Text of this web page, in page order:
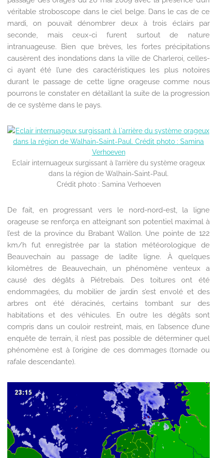
véritable stroboscope dans le ciel belge. Dans le cas de ce
mardi, on pouvait dénombrer deux à trois éclairs par
seconde, mais ceux-ci furent surtout de nature
intranuageuse. Bien que brèves, les fortes précipitations
causèrent des inondations dans la ville de Charleroi, celles-
ci ayant été l’une des caractéristiques les plus notoires
durant le passage de cette ligne orageuse comme nous
pourrons le constater en détaillant la suite de la progression
de ce système dans le pays.
Eclair internuageux surgissant à l’arrière du système orageux
dans la région de Walhain-Saint-Paul.
Crédit photo : Samina Verhoeven
De fait, en progressant vers le nord-nord-est, la ligne
orageuse se renforça en atteignant son potentiel maximal à
l’est de la province du Brabant Wallon. Une pointe de 122
km/h fut enregistrée par la station météorologique de
Beauvechain au passage de ladite ligne. À quelques
kilomètres de Beauvechain, un phénomène venteux a
causé des dégâts à Piétrebais. Des toitures ont été
endommagées, du mobilier de jardin s’est envolé et des
arbres ont été déracinés, certains tombant sur des
habitations et des véhicules. En outre les dégâts sont
compris dans un couloir restreint, mais, en l’absence d’une
enquête de terrain, il n’est pas possible de déterminer quel
phénomène est à l’origine de ces dommages (tornade ou
rafale descendante).